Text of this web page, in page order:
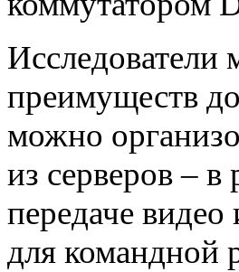
Исследователи
преимуществ
можно
из серверов –
передаче
для командной